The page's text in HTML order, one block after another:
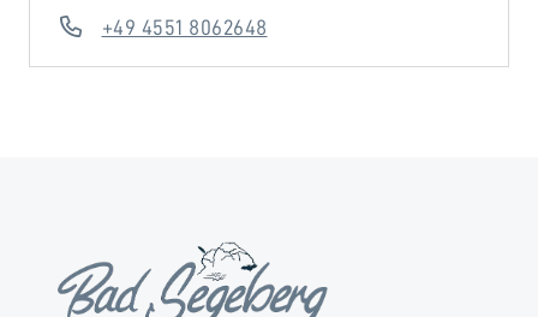
+49 4551 8062648